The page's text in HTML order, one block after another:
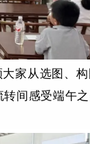
家从选图、
间感受端午